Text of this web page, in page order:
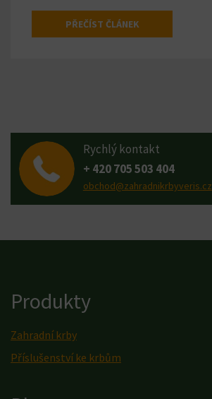
PŘEČÍST ČLÁNEK
Rychlý kontakt
+ 420 705 503 404
obchod@zahradnikrbyveris.cz
Produkty
Zahradní krby
Příslušenství ke krbům